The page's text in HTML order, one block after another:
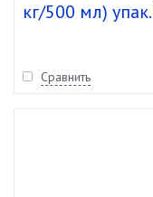
кг/500 мл)
Сравнить